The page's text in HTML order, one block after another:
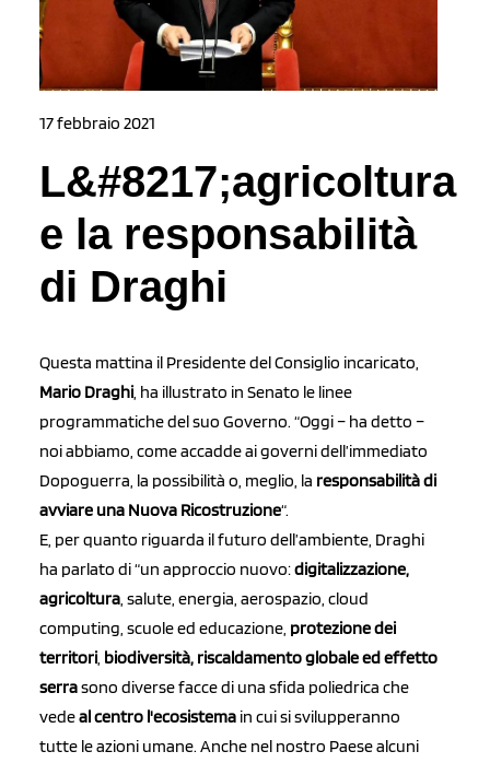
17 febbraio 2021
L&#8217;agricoltura
e la responsabilità
di Draghi
Questa mattina il Presidente del Consiglio incaricato,
Mario Draghi, ha illustrato in Senato le linee
programmatiche del suo Governo. “Oggi – ha detto –
noi abbiamo, come accadde ai governi dell’immediato
Dopoguerra, la possibilità o, meglio, la responsabilità di
avviare una Nuova Ricostruzione“.
E, per quanto riguarda il futuro dell’ambiente, Draghi
ha parlato di “un approccio nuovo:digitalizzazione,
agricoltura, salute, energia, aerospazio, cloud
computing, scuole ed educazione, protezione dei
territori, biodiversità, riscaldamento globale ed effetto
serrasono diverse facce di una sfida poliedrica che
vedeal centro l'ecosistema in cui si svilupperanno
tutte le azioni umane. Anche nel nostro Paese alcuni